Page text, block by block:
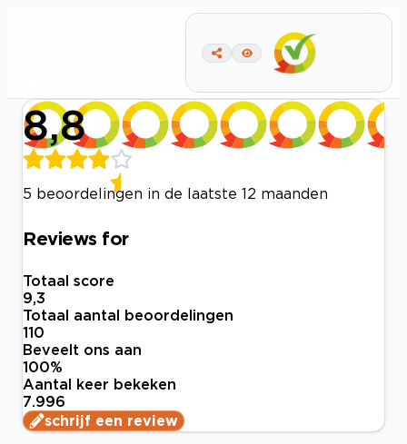
8,8
5 beoordelingen in de laatste 12 maanden
Reviews for
Totaal score
9,3
Totaal aantal beoordelingen
110
Beveelt ons aan
100%
Aantal keer bekeken
7.996
schrijf een review